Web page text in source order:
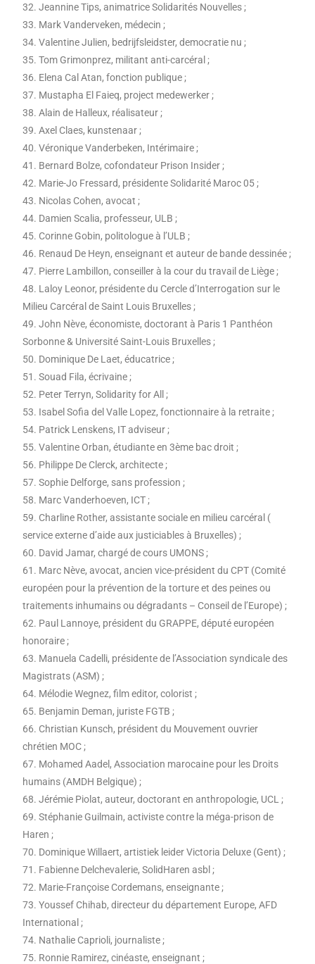
32. Jeannine Tips, animatrice Solidarités Nouvelles ;
33. Mark Vanderveken, médecin ;
34. Valentine Julien, bedrijfsleidster, democratie nu ;
35. Tom Grimonprez, militant anti-carcéral ;
36. Elena Cal Atan, fonction publique ;
37. Mustapha El Faieq, project medewerker ;
38. Alain de Halleux, réalisateur ;
39. Axel Claes, kunstenaar ;
40. Véronique Vanderbeken, Intérimaire ;
41. Bernard Bolze, cofondateur Prison Insider ;
42. Marie-Jo Fressard, présidente Solidarité Maroc 05 ;
43. Nicolas Cohen, avocat ;
44. Damien Scalia, professeur, ULB ;
45. Corinne Gobin, politologue à l’ULB ;
46. Renaud De Heyn, enseignant et auteur de bande dessinée ;
47. Pierre Lambillon, conseiller à la cour du travail de Liège ;
48. Laloy Leonor, présidente du Cercle d’Interrogation sur le
Milieu Carcéral de Saint Louis Bruxelles ;
49. John Nève, économiste, doctorant à Paris 1 Panthéon
Sorbonne & Université Saint-Louis Bruxelles ;
50. Dominique De Laet, éducatrice ;
51. Souad Fila, écrivaine ;
52. Peter Terryn, Solidarity for All ;
53. Isabel Sofia del Valle Lopez, fonctionnaire à la retraite ;
54. Patrick Lenskens, IT adviseur ;
55. Valentine Orban, étudiante en 3ème bac droit ;
56. Philippe De Clerck, architecte ;
57. Sophie Delforge, sans profession ;
58. Marc Vanderhoeven, ICT ;
59. Charline Rother, assistante sociale en milieu carcéral (
service externe d’aide aux justiciables à Bruxelles) ;
60. David Jamar, chargé de cours UMONS ;
61. Marc Nève, avocat, ancien vice-président du CPT (Comité
européen pour la prévention de la torture et des peines ou
traitements inhumains ou dégradants – Conseil de l’Europe) ;
62. Paul Lannoye, président du GRAPPE, député européen
honoraire ;
63. Manuela Cadelli, présidente de l’Association syndicale des
Magistrats (ASM) ;
64. Mélodie Wegnez, film editor, colorist ;
65. Benjamin Deman, juriste FGTB ;
66. Christian Kunsch, président du Mouvement ouvrier
chrétien MOC ;
67. Mohamed Aadel, Association marocaine pour les Droits
humains (AMDH Belgique) ;
68. Jérémie Piolat, auteur, doctorant en anthropologie, UCL ;
69. Stéphanie Guilmain, activiste contre la méga-prison de
Haren ;
70. Dominique Willaert, artistiek leider Victoria Deluxe (Gent) ;
71. Fabienne Delchevalerie, SolidHaren asbl ;
72. Marie-Françoise Cordemans, enseignante ;
73. Youssef Chihab, directeur du département Europe, AFD
International ;
74. Nathalie Caprioli, journaliste ;
75. Ronnie Ramirez, cinéaste, enseignant ;